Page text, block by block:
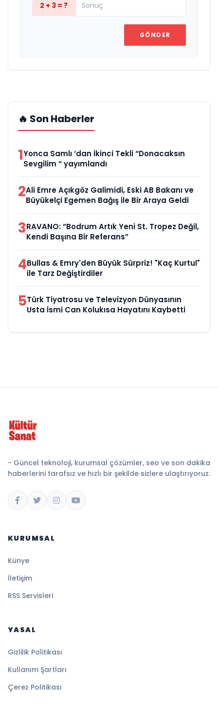
2 + 3 = ?
GÖNDER
🔥 Son Haberler
1Yonca Samlı ‘dan İkinci Tekli “Donacaksın
Sevgilim “ yayımlandı
2Ali Emre Açıkgöz Galimidi, Eski AB Bakanı ve
Büyükelçi Egemen Bağış ile Bir Araya Geldi
3RAVANO: “Bodrum Artık Yeni St. Tropez Değil,
Kendi Başına Bir Referans”
4Bullas & Emry'den Büyük Sürpriz! "Kaç Kurtul"
ile Tarz Değiştirdiler
5Türk Tiyatrosu ve Televizyon Dünyasının
Usta İsmi Can Kolukısa Hayatını Kaybetti
- Güncel teknoloji, kurumsal çözümler, seo ve son dakika
haberlerini tarafsız ve hızlı bir şekilde sizlere ulaştırıyoruz.
KURUMSAL
Künye
İletişim
RSS Servisleri
YASAL
Gizlilik Politikası
Kullanım Şartları
Çerez Politikası